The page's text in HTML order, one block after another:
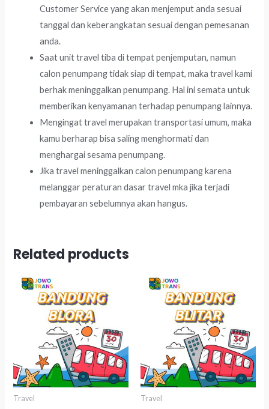
Customer Service yang akan menjemput anda sesuai
tanggal dan keberangkatan sesuai dengan pemesanan
anda.
Saat unit travel tiba di tempat penjemputan, namun
calon penumpang tidak siap di tempat, maka travel kami
berhak meninggalkan penumpang. Hal ini semata untuk
memberikan kenyamanan terhadap penumpang lainnya.
Mengingat travel merupakan transportasi umum, maka
kamu berharap bisa saling menghormati dan
menghargai sesama penumpang.
Jika travel meninggalkan calon penumpang karena
melanggar peraturan dasar travel mka jika terjadi
pembayaran sebelumnya akan hangus.
Related products
Travel Travel